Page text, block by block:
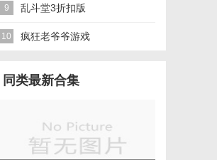
9 乱斗堂3折扣版
10 疯狂老爷爷游戏
同类最新合集